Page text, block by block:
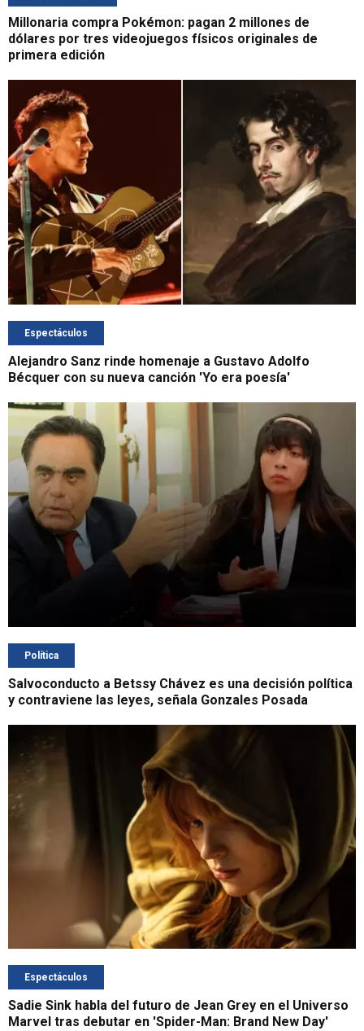
Millonaria compra Pokémon: pagan 2 millones de
dólares por tres videojuegos físicos originales de
primera edición
Espectáculos
Alejandro Sanz rinde homenaje a Gustavo Adolfo
Bécquer con su nueva canción 'Yo era poesía'
Política
Salvoconducto a Betssy Chávez es una decisión política
y contraviene las leyes, señala Gonzales Posada
Espectáculos
Sadie Sink habla del futuro de Jean Grey en el Universo
Marvel tras debutar en 'Spider-Man: Brand New Day'